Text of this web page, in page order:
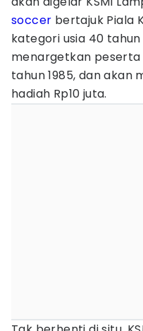
soccer bertajuk Piala
kategori usia 40
menargetkan
tahun 1985, dan
hadiah Rp10 juta.